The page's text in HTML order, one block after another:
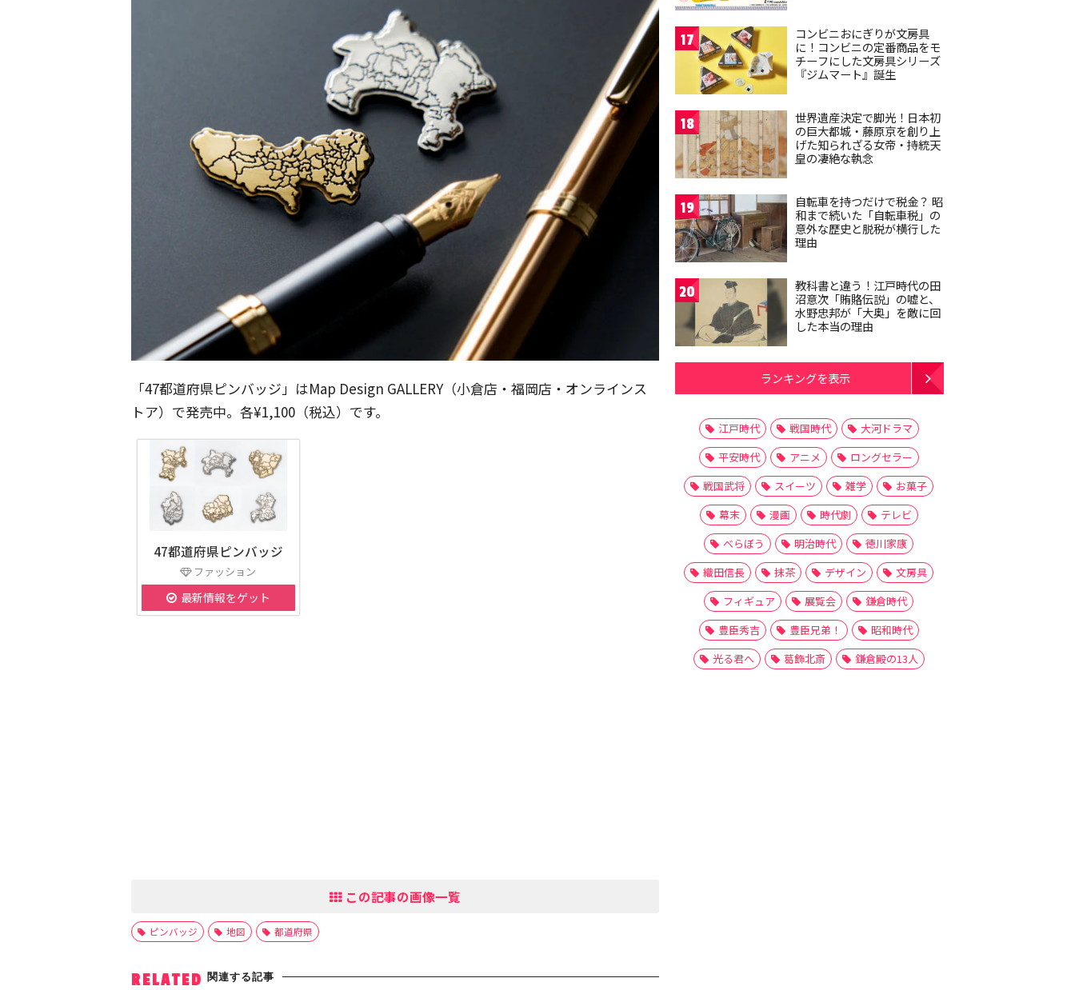
「47都道府県ピンバッジ」はMap Design GALLERY（小倉店・福岡店・オンラインス
トア）で発売中。各¥1,100（税込）です。
47都道府県ピンバッジ
ファッション
最新情報をゲット
この記事の画像一覧
ピンバッジ 地図 都道府県
RELATED 関連する記事
17
コンビニおにぎりが文房具
に！コンビニの定番商品をモ
チーフにした文房具シリーズ
『ジムマート』誕生
18
世界遺産決定で脚光！日本初
の巨大都城・藤原京を創り上
げた知られざる女帝・持統天
皇の凄絶な執念
19
自転車を持つだけで税金？ 昭
和まで続いた「自転車税」の
意外な歴史と脱税が横行した
理由
20
教科書と違う！江戸時代の田
沼意次「賄賂伝説」の嘘と、
水野忠邦が「大奥」を敵に回
した本当の理由
ランキングを表示
江戸時代 戦国時代
大河ドラマ
平安時代
アニメ
ロングセラー
戦国武将
スイーツ 雑学
お菓子
幕末
漫画 時代劇
テレビ
べらぼう
明治時代
徳川家康
織田信長
抹茶 デザイン
文房具
フィギュア
展覧会
鎌倉時代
豊臣秀吉
豊臣兄弟！
昭和時代
光る君へ
葛飾北斎 鎌倉殿の13人